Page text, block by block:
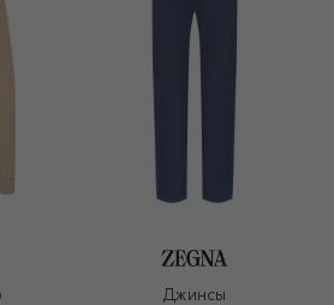
Джинсы